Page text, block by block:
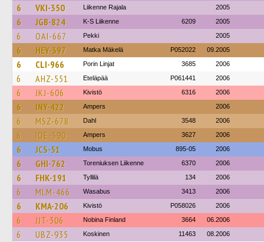
6 VKI-350 Liikenne Rajala 2005
6 JGB-824 K-S Liikenne 6209 2005
6 OAI-667 Pekki 2005
6 HEY-397 Matka Mäkelä P052022 09.2005
6 CLI-966 Porin Linjat 3685 2006
6 AHZ-551 Eteläpää P061441 2006
6 JKJ-606 Kivistö 6316 2006
6 INY-422 Ampers 2006
6 MSZ-678 Dahl 3548 2006
6 IOE-590 Ampers 3627 2006
6 JCS-51 Mobus 895-05 2006
6 GHI-762 Toreniuksen Liikenne 6370 2006
6 FHK-191 Tyllilä 134 2006
6 MLM-466 Wasabus 3413 2006
6 KMA-206 Kivistö P058026 2006
6 JJT-306 Nobina Finland 3664 06.2006
6 UBZ-935 Koskinen 11463 08.2006